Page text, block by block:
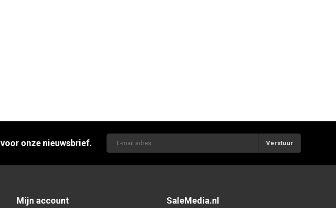
onze nieuwsbrief. Verstuur
Mijn account SaleMedia.nl